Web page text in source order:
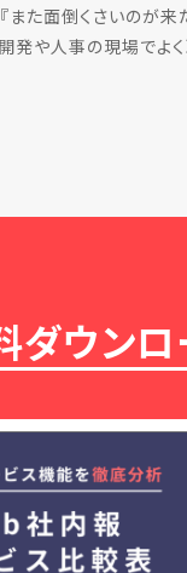
また面倒くさいのが来
発や人事の現場でよ
ダウンロ